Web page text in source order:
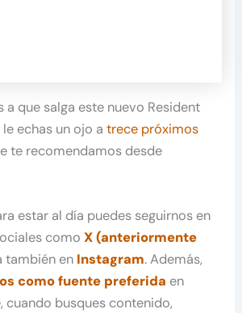
a que salga este nuevo Resident
le echas un ojo atrece próximos
te recomendamos desde
estar al día puedes seguirnos en
comoX (anteriormente
también en Instagram. Además,
como fuente preferida en
cuando busques contenido,